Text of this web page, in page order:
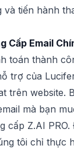
và tiến hành
Cấp Email
toán thành
trợ của
trên website.
mà bạn
cấp Z.AI
tôi chỉ thực